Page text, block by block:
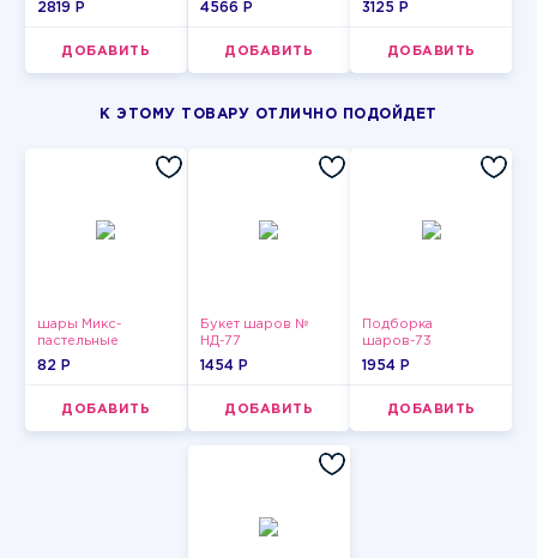
2819 P
ДОБАВИТЬ
4566 P
ДОБАВИТЬ
3125 P
ДОБАВИТЬ
К ЭТОМУ ТОВАРУ ОТЛИЧНО ПОДОЙДЕТ
шары Микс-
пастельные
82 P
ДОБАВИТЬ
Букет шаров №
НД-77
1454 P
ДОБАВИТЬ
Подборка
шаров-73
1954 P
ДОБАВИТЬ